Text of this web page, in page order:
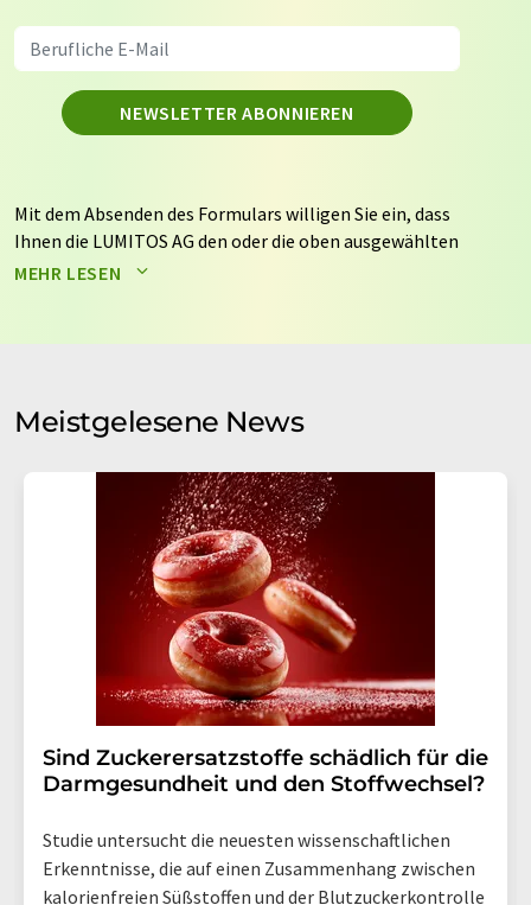
NEWSLETTER ABONNIEREN
Mit dem Absenden des Formulars willigen Sie ein, dass
Ihnen die LUMITOS AG den oder die oben ausgewählten
Newsletter per E-Mail zusendet. Ihre Daten werden
auf Basis unsererDatenschutzerklärung. LUMITOS darf
Meinungsforschung per E-Mail kontaktieren. Ihre
Einwilligung können Sie jederzeit ohne Angabe von
Str. 2, 12489 Berlin oder per E-Mail unter
widerruf@lumitos.commit Wirkung für die Zukunft
widerrufen. Zudem ist in jeder E-Mail ein Link zur
Abbestellung des entsprechenden Newsletters
MEHR LESEN
Meistgelesene News
Sind Zuckerersatzstoffe schädlich für die
Darmgesundheit und den Stoffwechsel?
Studie untersucht die neuesten wissenschaftlichen
Erkenntnisse, die auf einen Zusammenhang zwischen
kalorienfreien Süßstoffen und der Blutzuckerkontrolle